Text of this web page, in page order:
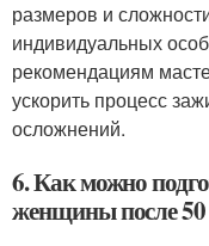
размеров и
индивидуальных
рекомендациям
ускорить процесс
осложнений.
6. Как можно
женщины после 50